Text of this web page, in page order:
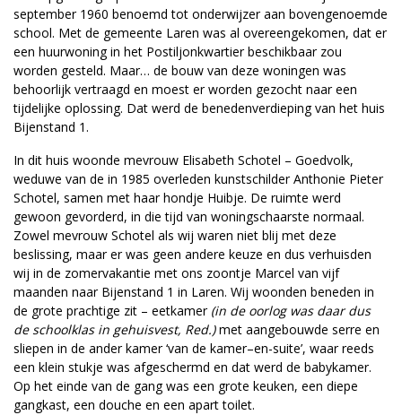
september 1960 benoemd tot onderwijzer aan bovengenoemde
school. Met de gemeente Laren was al overeengekomen, dat er
een huurwoning in het Postiljonkwartier beschikbaar zou
worden gesteld. Maar… de bouw van deze woningen was
behoorlijk vertraagd en moest er worden gezocht naar een
tijdelijke oplossing. Dat werd de benedenverdieping van het huis
Bijenstand 1.
In dit huis woonde mevrouw Elisabeth Schotel – Goedvolk,
weduwe van de in 1985 overleden kunstschilder Anthonie Pieter
Schotel, samen met haar hondje Huibje. De ruimte werd
gewoon gevorderd, in die tijd van woningschaarste normaal.
Zowel mevrouw Schotel als wij waren niet blij met deze
beslissing, maar er was geen andere keuze en dus verhuisden
wij in de zomervakantie met ons zoontje Marcel van vijf
maanden naar Bijenstand 1 in Laren. Wij woonden beneden in
de grote prachtige zit – eetkamer (in de oorlog was daar dus
de schoolklas in gehuisvest, Red.)met aangebouwde serre en
sliepen in de ander kamer ‘van de kamer–en-suite’, waar reeds
een klein stukje was afgeschermd en dat werd de babykamer.
Op het einde van de gang was een grote keuken, een diepe
gangkast, een douche en een apart toilet.